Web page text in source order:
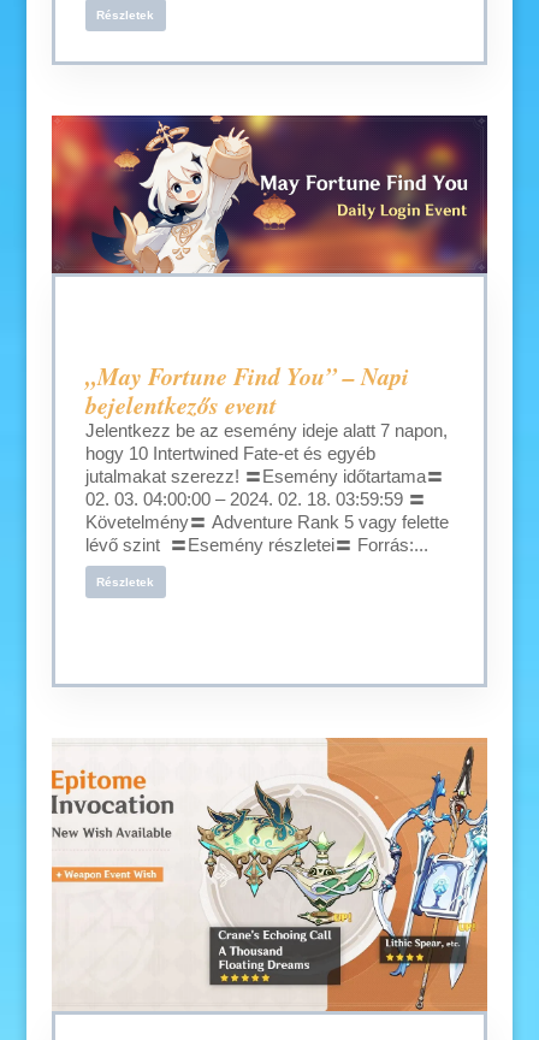
Részletek
„May Fortune Find You” – Napi
bejelentkezős event
Jelentkezz be az esemény ideje alatt 7 napon,
hogy 10 Intertwined Fate-et és egyéb
jutalmakat szerezz! 〓Esemény időtartama〓
02. 03. 04:00:00 – 2024. 02. 18. 03:59:59 〓
Követelmény〓 Adventure Rank 5 vagy felette
lévő szint 〓Esemény részletei〓 Forrás:...
Részletek